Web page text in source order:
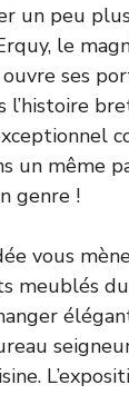
un peu
le
ses
l’histoire
un même
genre !
vous
meublés